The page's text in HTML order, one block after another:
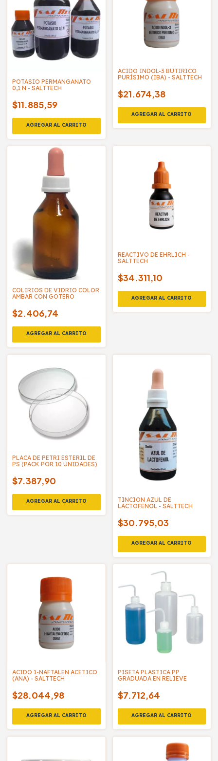
POTASIO PERMANGANATO
0,1 N - SALTTECH
$11.885,59
ACIDO INDOL-3 BUTIRICO
PURÍSIMO (IBA) - SALTTECH
$21.674,38
COLIRIOS DE VIDRIO COLOR
AMBAR CON GOTERO
$2.406,74
REACTIVO DE EHRLICH -
SALTTECH
$34.311,10
PLACA DE PETRI ESTERIL DE
PS (PACK POR 10 UNIDADES)
$7.387,90
TINCION AZUL DE
LACTOFENOL - SALTTECH
$30.795,03
ACIDO 1-NAFTALEN ACETICO
(ANA) - SALTTECH
$28.044,98
PISETA PLASTICA PP
GRADUADA EN RELIEVE
$7.712,64